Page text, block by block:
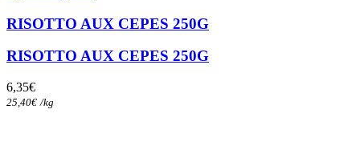
RISOTTO AUX CEPES 250G
RISOTTO AUX CEPES 250G
6,35€
25,40€ /kg